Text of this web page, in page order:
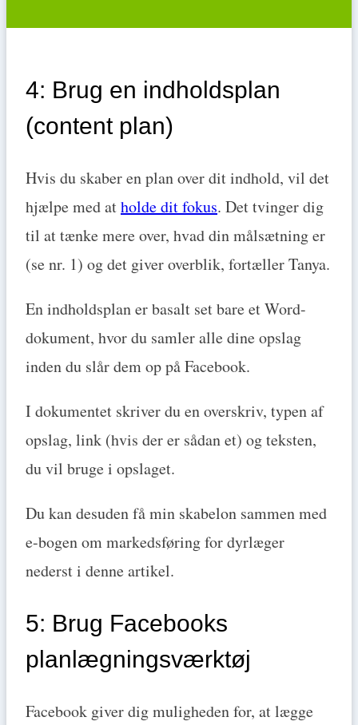
4: Brug en indholdsplan
(content plan)
Hvis du skaber en plan over dit indhold, vil det
hjælpe med atholde dit fokus. Det tvinger dig
til at tænke mere over, hvad din målsætning er
(se nr. 1) og det giver overblik, fortæller Tanya.
En indholdsplan er basalt set bare et Word-
dokument, hvor du samler alle dine opslag
inden du slår dem op på Facebook.
I dokumentet skriver du en overskriv, typen af
opslag, link (hvis der er sådan et) og teksten,
du vil bruge i opslaget.
Du kan desuden få min skabelon sammen med
e-bogen om markedsføring for dyrlæger
nederst i denne artikel.
5: Brug Facebooks
planlægningsværktøj
Facebook giver dig muligheden for, at lægge